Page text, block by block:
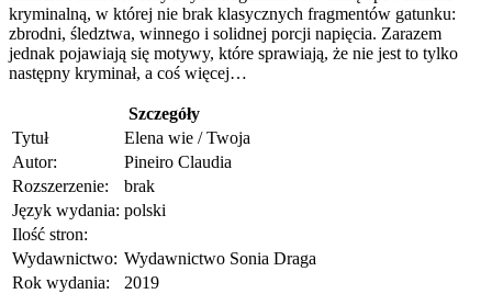
kryminalną, w której nie brak klasycznych fragmentów gatunku:
zbrodni, śledztwa, winnego i solidnej porcji napięcia. Zarazem
jednak pojawiają się motywy, które sprawiają, że nie jest to tylko
następny kryminał, a coś więcej…
Szczegóły
Tytuł
Elena wie / Twoja
Autor:
Pineiro Claudia
Rozszerzenie:
brak
Język wydania: polski
Ilość stron:
Wydawnictwo: Wydawnictwo Sonia Draga
Rok wydania:
2019